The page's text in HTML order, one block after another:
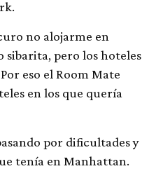
no alojarme en
pero los hoteles
eso el Room Mate
en los que quería
por dificultades y
tenía en Manhattan.